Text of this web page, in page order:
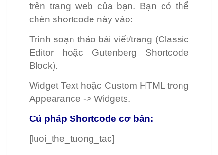
trên trang web của bạn. Bạn có thể
chèn shortcode này vào:
Trình soạn thảo bài viết/trang (Classic
Editor hoặc Gutenberg Shortcode
Block).
Widget Text hoặc Custom HTML trong
Appearance -> Widgets.
Cú pháp Shortcode cơ bản:
[luoi_the_tuong_tac]